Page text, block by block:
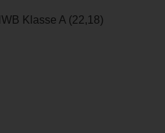
Klasse A (22,18)